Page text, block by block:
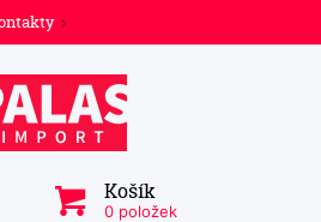
Košík
0 položek